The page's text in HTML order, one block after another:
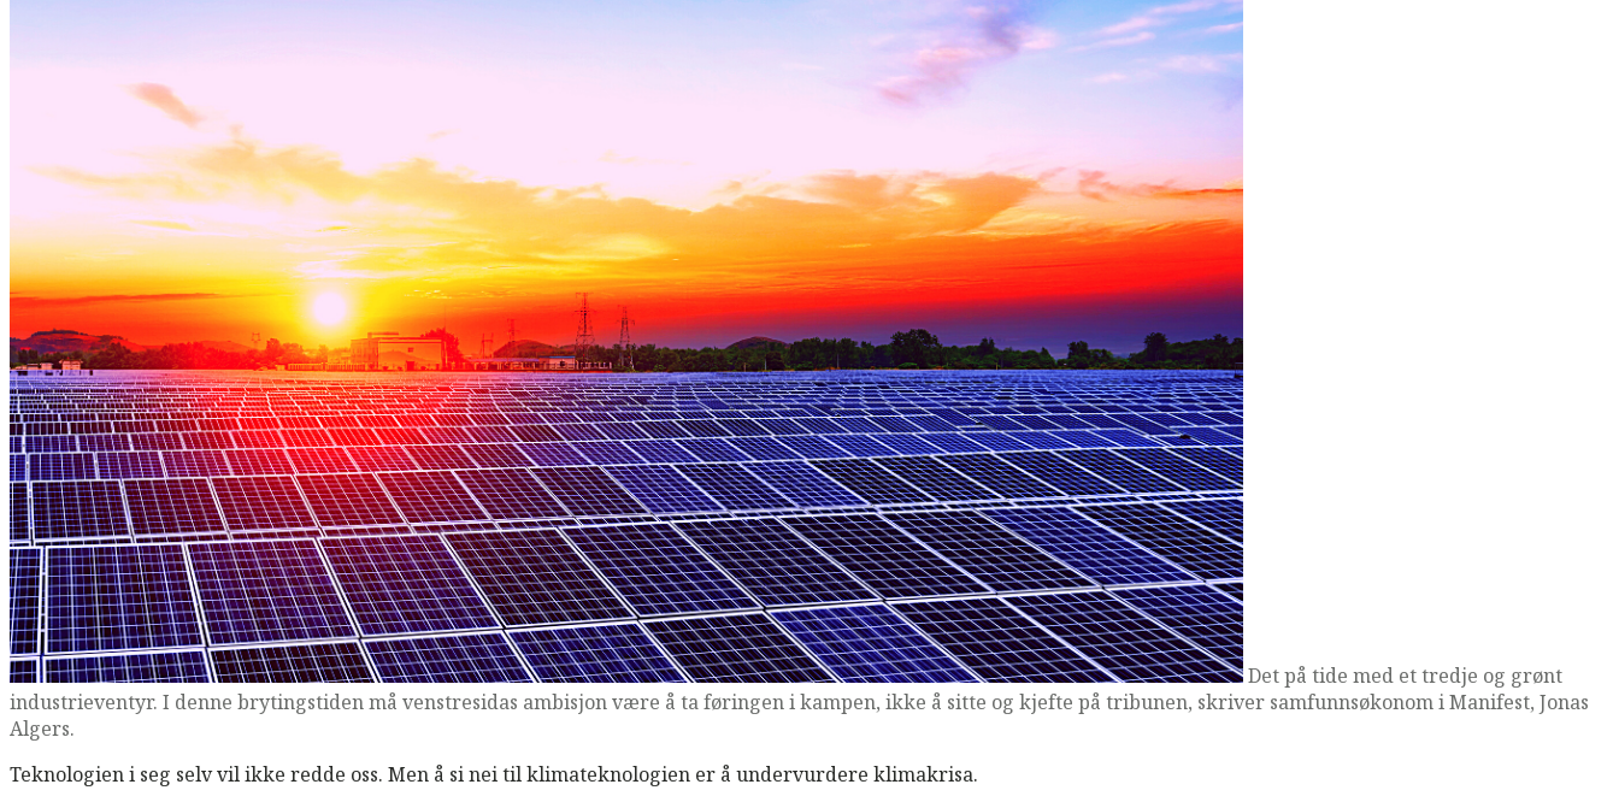
Det på tide med et tredje og grønt
industrieventyr. I denne brytingstiden må venstresidas ambisjon være å ta føringen i kampen, ikke å sitte og kjefte på tribunen, skriver samfunnsøkonom i Manifest, Jonas
Algers.
Teknologien i seg selv vil ikke redde oss. Men å si nei til klimateknologien er å undervurdere klimakrisa.